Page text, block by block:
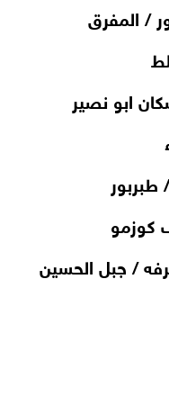
/ المفرق
ابو نصير
كوزمو
/ جبل الحسين